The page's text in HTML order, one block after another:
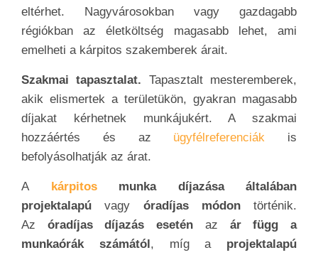
eltérhet. Nagyvárosokban vagy gazdagabb
régiókban az életköltség magasabb lehet, ami
emelheti a kárpitos szakemberek árait.
Szakmai tapasztalat.
Tapasztalt mesteremberek,
akik elismertek a területükön, gyakran magasabb
díjakat kérhetnek munkájukért. A szakmai
hozzáértés és az ügyfélreferenciák is
befolyásolhatják az árat.
A kárpitos munka díjazása általában
projektalapúvagy óradíjas módon történik.
Az óradíjas díjazás esetén az ár függ a
munkaórák számától, míg a projektalapú